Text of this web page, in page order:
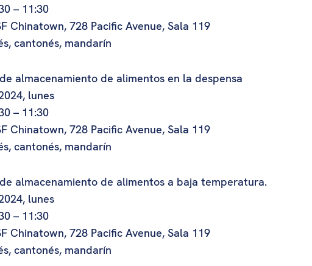
– 11:30
Chinatown, 728 Pacific Avenue, Sala 119
cantonés, mandarín
almacenamiento de alimentos en la despensa
lunes
– 11:30
Chinatown, 728 Pacific Avenue, Sala 119
cantonés, mandarín
almacenamiento de alimentos a baja temperatura.
lunes
– 11:30
Chinatown, 728 Pacific Avenue, Sala 119
cantonés, mandarín